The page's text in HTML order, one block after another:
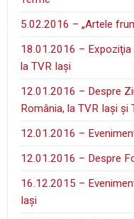
5.02.2016 – „Artele
18.01.2016 – Expoziţia
la TVR Iaşi
12.01.2016 – Despre
România, la TVR Iaşi şi
12.01.2016 –
12.01.2016 – Despre
16.12.2015 –
Iaşi